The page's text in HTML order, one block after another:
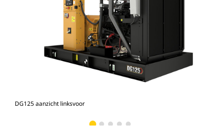
DG125 aanzicht linksvoor